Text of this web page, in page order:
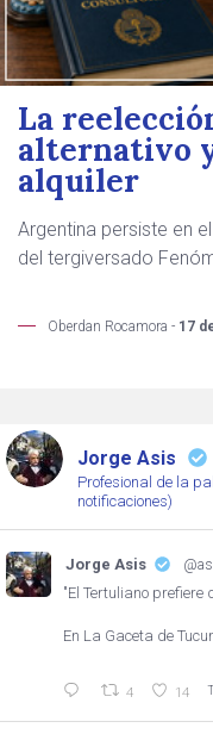
La
alternativo
alquiler
Argentina persiste en
del tergiversado
Oberdan Rocamora - 17
Jorge Asis
Profesional de la
notificaciones)
Jorge Asis
"El Tertuliano prefiere
En La Gaceta de
4 14